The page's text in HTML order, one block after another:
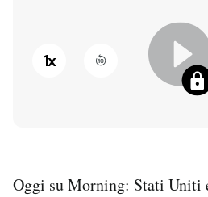
I MIEI PREFERITI
1x
Oggi su Morning: Stati Uniti